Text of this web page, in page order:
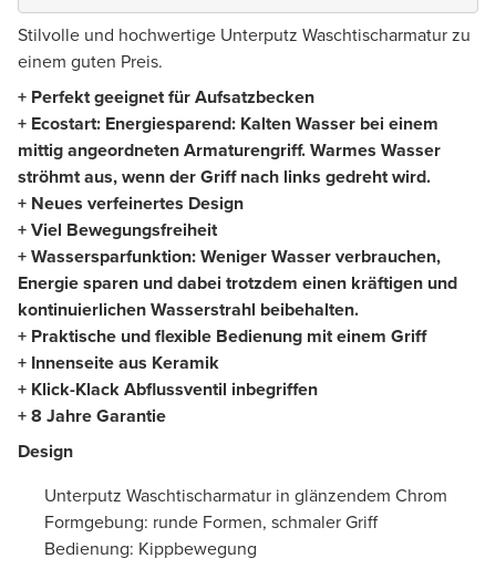
Stilvolle und hochwertige Unterputz Waschtischarmatur zu
einem guten Preis.
+ Perfekt geeignet für Aufsatzbecken
+ Ecostart: Energiesparend: Kalten Wasser bei einem
mittig angeordneten Armaturengriff. Warmes Wasser
ströhmt aus, wenn der Griff nach links gedreht wird.
+ Neues verfeinertes Design
+ Viel Bewegungsfreiheit
+ Wassersparfunktion: Weniger Wasser verbrauchen,
Energie sparen und dabei trotzdem einen kräftigen und
kontinuierlichen Wasserstrahl beibehalten.
+ Praktische und flexible Bedienung mit einem Griff
+ Innenseite aus Keramik
+ Klick-Klack Abflussventil inbegriffen
+ 8 Jahre Garantie
Design
Unterputz Waschtischarmatur in glänzendem Chrom
Formgebung: runde Formen, schmaler Griff
Bedienung: Kippbewegung